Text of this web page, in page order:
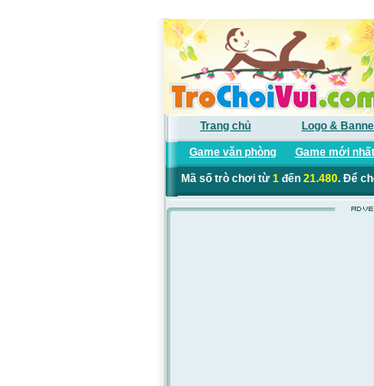
Trang chủ Logo &
Game văn phòng
Game mới nhất
Mã số trò chơi từ 1đến 21.480. Để